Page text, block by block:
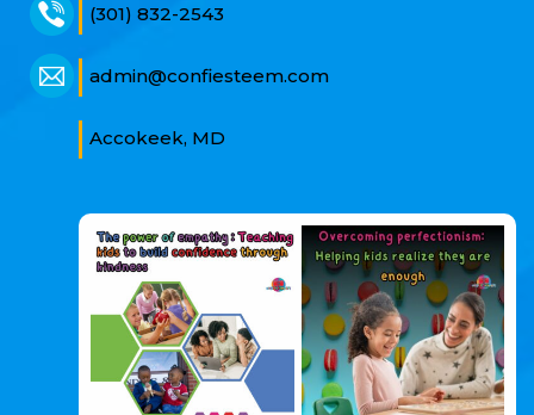
(301) 832-2543
admin@confiesteem.com
Accokeek, MD